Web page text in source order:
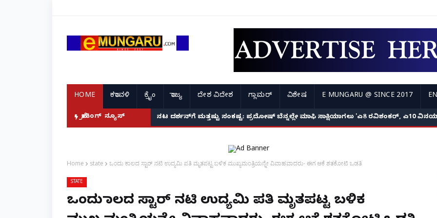
HOME ಕರಾವಳಿ ಕ್ರೈಂ ರಾಜ್ಯ ದೇಶ ವಿದೇಶ ಗ್ಲಾಮರ್ ವಿಶೇಷ E MUNGARU @ SINCE 2017
ಬ್ರೇಕಿಂಗ್ ನ್ಯೂಸ್ ನಟ ದರ್ಶನ್‌ಗೆ ಮತ್ತಷ್ಟು ಸಂಕಷ್ಟ: ಪ್ರದೋಷ್ ಬೆನ್ನಲ್ಲೇ ಮಾಫಿ ಸಾಕ್ಷಿಯಾಗಲು 'ಎ8 ರವಿಶಂಕರ್, ಎ10
ಬ್ಯಾಂಕ್‌ರಾಪ್ಟ್‌ ಆಗಿ ಜೇಬಿನಲ್ಲಿ ಕಾಸಿರಲಿಲ್ಲ, ₹1 ಕೋಟಿ ಸಾಲ ತೀರಿಸಲು 'ಸಿ-ಗ್ರೇಡ್' ಸಿನಿಮಾಗಳಲ್ಲಿ ನಟಿಸಿದ್ದೆ:
Home state ಒಂದು ಕಾಲದ ಸ್ಟಾರ್ ನಟಿ ಉದ್ಯಮಿ ಪತಿ ಮೃತಪಟ್ಟ ಬಳಿಕ ಮುಖ್ಯಮಂತ್ರಿಯನ್ನೇ ವಿವಾಹವಾದರು- ಈಗ ಆಕೆ ಶತಕೋಟಿ ಒಡತಿ
STATE
ಒಂದು ಕಾಲದ ಸ್ಟಾರ್ ನಟಿ ಉದ್ಯಮಿ ಪತಿ ಮೃತಪಟ್ಟ ಬಳಿಕ